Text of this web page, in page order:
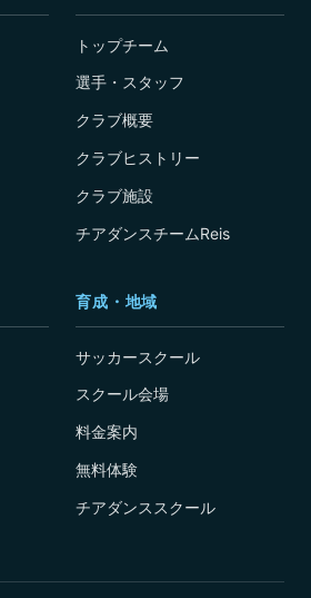
トップチーム
選手・スタッフ
クラブ概要
クラブヒストリー
クラブ施設
チアダンスチームReis
育成・地域
サッカースクール
スクール会場
料金案内
無料体験
チアダンススクール